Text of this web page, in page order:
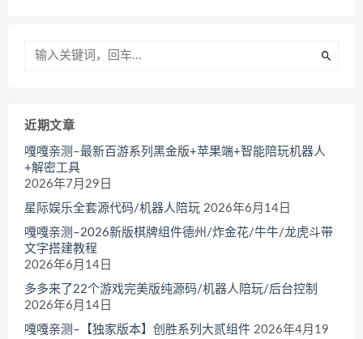
近期文章
嘎嘎亲测–最新百游系列黑金版+苹果端+智能陪玩机器人
+解密工具
2026年7月29日
星际娱乐全套源代码/机器人陪玩 2026年6月14日
嘎嘎亲测–2026新版棋牌组件德州/炸金花/牛牛/龙虎斗带
文字搭建教程
2026年6月14日
多多来了22个游戏完美版纯源码/机器人陪玩/后台控制
2026年6月14日
嘎嘎亲测–【独家版本】创胜系列大贰组件 2026年4月19